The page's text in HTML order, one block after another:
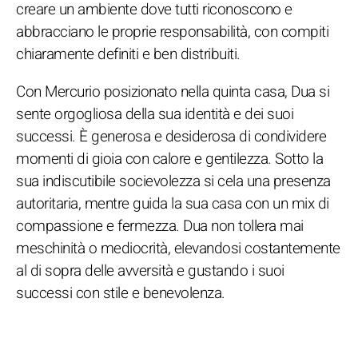
creare un ambiente dove tutti riconoscono e
abbracciano le proprie responsabilità, con compiti
chiaramente definiti e ben distribuiti.
Con Mercurio posizionato nella quinta casa, Dua si
sente orgogliosa della sua identità e dei suoi
successi. È generosa e desiderosa di condividere
momenti di gioia con calore e gentilezza. Sotto la
sua indiscutibile socievolezza si cela una presenza
autoritaria, mentre guida la sua casa con un mix di
compassione e fermezza. Dua non tollera mai
meschinità o mediocrità, elevandosi costantemente
al di sopra delle avversità e gustando i suoi
successi con stile e benevolenza.